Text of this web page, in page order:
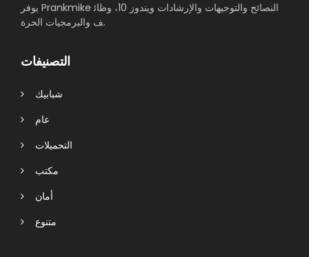
يوفر Prankmike النصائح والتوجيهات والإرشادات ويندوز 10، وظائ
ف والبرمجيات الحرة.
التصنيفات
شبابيك
عام
التحميلات
مكتب
أمان
متنوع